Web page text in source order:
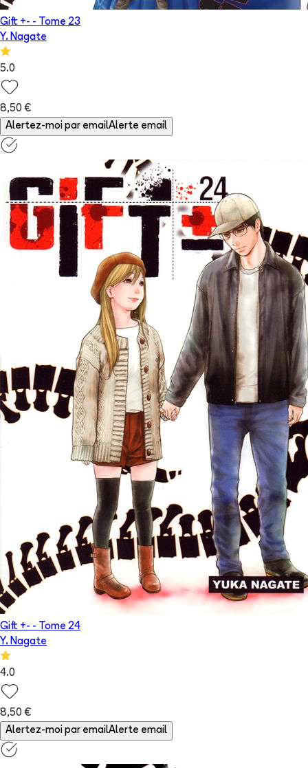
Gift +- - Tome 23
Y. Nagate
5.0
8,50 €
Alertez-moi par emailAlerte email
Gift +- - Tome 24
Y. Nagate
4.0
8,50 €
Alertez-moi par emailAlerte email